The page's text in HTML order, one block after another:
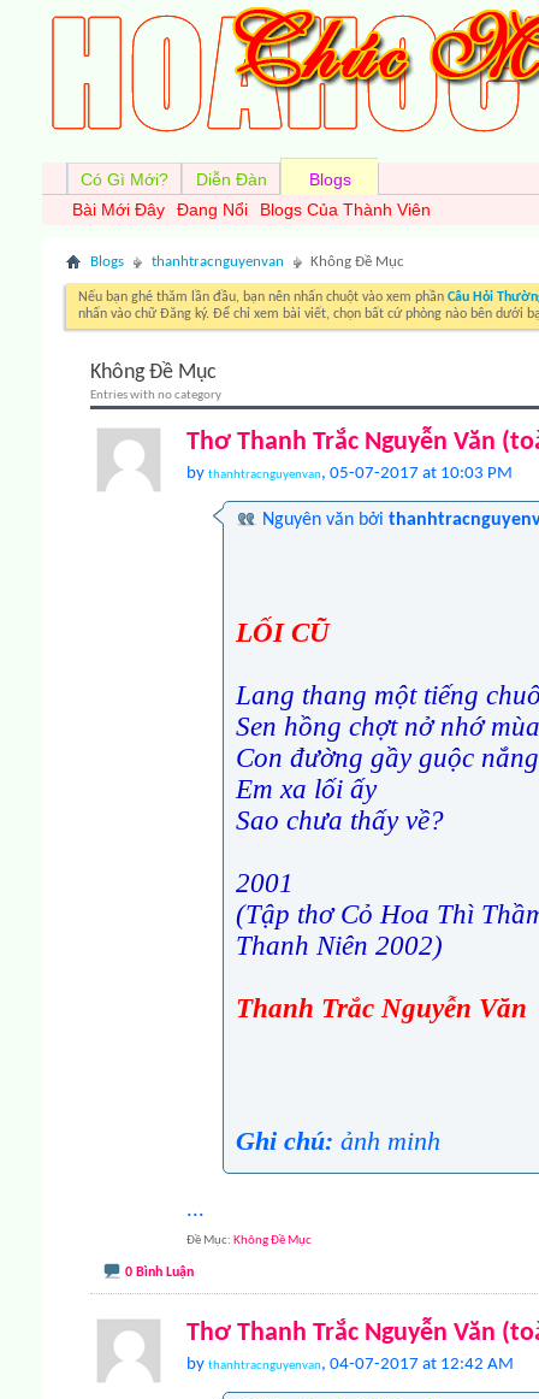
Có Gì Mới? Diễn Đàn
Blogs
Bài Mới Đây
Đang Nổi Blogs Của Thành Viên
Blogs thanhtracnguyenvan Không Đề Mục
Nếu bạn ghé thăm lần đầu, bạn nên nhấn chuột vào xem phần Câu Hỏi
nhấn vào chữ Đăng ký. Để chỉ xem bài viết, chọn bất cứ phòng nào bên dưới
Không Đề Mục
Entries with no category
Thơ Thanh Trắc Nguyễn Văn
by thanhtracnguyenvan, 05-07-2017 at 10:03 PM
Nguyên văn bởi
LỐI CŨ
Lang thang một tiếng
Sen hồng chợt nở nhớ
Con đường gầy guộc
Em xa lối ấy
Sao chưa thấy về?
2001
(Tập thơ Cỏ Hoa Thì
Thanh Niên 2002)
Thanh Trắc Nguyễn Văn
Ghi chú: ảnh minh
...
Đề Mục Không Đề Mục
0 Bình Luận
Thơ Thanh Trắc Nguyễn Văn
by thanhtracnguyenvan, 04-07-2017 at 12:42 AM